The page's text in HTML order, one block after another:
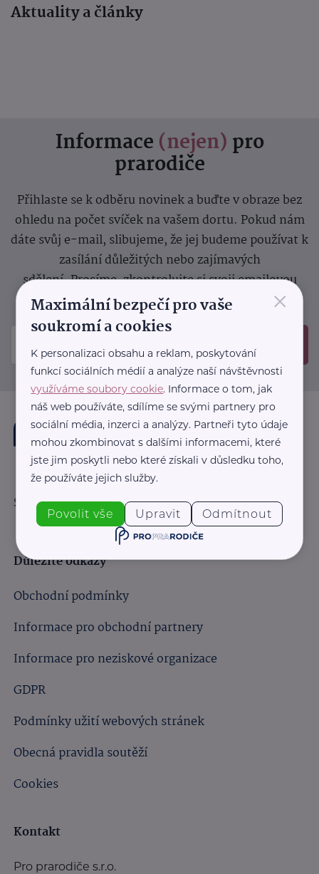
Aktuality a články
Informace (nejen) pro
prarodiče
Přihlaste se k odběru novinek a buďte v obraze bez
ohledu na počet svíček na vašem dortu. Pokud nám
dáte svůj e-mail, slibujeme, že jej budeme používat k
zasílání důležitých nebo zajímavých
sdělení.Prosíme, zkontrolujte si svoji emailovou
schránku, kam jsme poslali potvrzovací e-mail.
Sledujte nás:
Důležité odkazy
Obchodní podmínky
Informace pro obchodní partnery
Informace pro neziskové organizace
GDPR
Podmínky užití webových stránek
Obecná pravidla soutěží
Cookies
Kontakt
Pro prarodiče s.r.o.
×
Maximální bezpečí pro vaše
soukromí a cookies
K personalizaci obsahu a reklam, poskytování
funkcí sociálních médií a analýze naší návštěvnosti
využíváme soubory cookie. Informace o tom, jak
náš web používáte, sdílíme se svými partnery pro
sociální média, inzerci a analýzy. Partneři tyto údaje
mohou zkombinovat s dalšími informacemi, které
jste jim poskytli nebo které získali v důsledku toho,
že používáte jejich služby.
Povolit vše Upravit Odmítnout